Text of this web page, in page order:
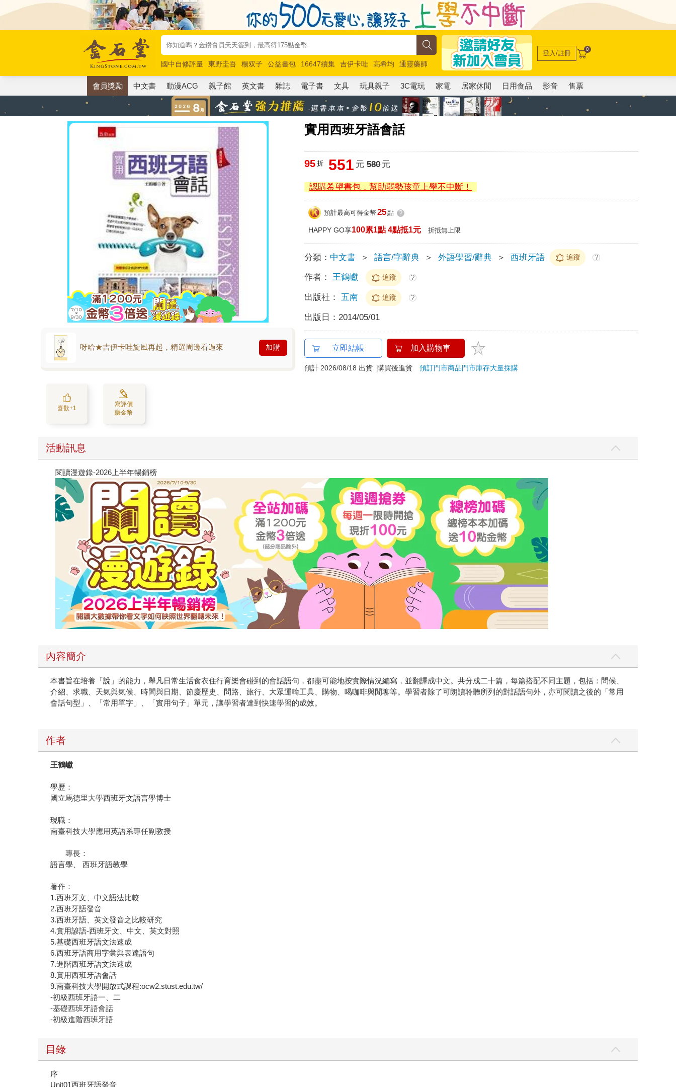
國中自修評量 東野圭吾 楊双子 公益書包 16647續集 吉伊卡哇 高希均
通靈藥師
唯紅花綻放
奧德賽 路邊攤新作 馬斯克 玩具總動員5 超慢跑
登入/註冊 0
會員獎勵 中文書 動漫ACG 親子館 英文書 雜誌 電子書 文具 玩具親子 3C電玩 家電 居家休閒 日用食品 影音 售票
實用西班牙語會話
呀哈★吉伊卡哇旋風再起，精選周邊看過來 加購
喜歡+1
寫評價
賺金幣
95 折 551 元 580元
認購希望書包，幫助弱勢孩童上學不中斷！
預計最高可得金幣 25點 ?
HAPPY GO享100累1點 4點抵1元 折抵無上限
分類： 中文書 ＞ 語言/字辭典 ＞ 外語學習/辭典 ＞ 西班牙語 追蹤 ?
作者： 王鶴巘 追蹤 ?
出版社： 五南 追蹤 ?
出版日： 2014/05/01
立即結帳 加入購物車
預計 2026/08/18 出貨 購買後進貨預訂門市商品門市庫存大量採購
活動訊息
閱讀漫遊錄-2026上半年暢銷榜
內容簡介
本書旨在培養「說」的能力，舉凡日常生活食衣住行育樂會碰到的會話語句，都盡可能地按實際情況編寫，並翻譯成中文。共分成二十篇，每篇搭配不同主題，包括：問候、
介紹、求職、天氣與氣候、時間與日期、節慶歷史、問路、旅行、大眾運輸工具、購物、喝咖啡與閒聊等。學習者除了可朗讀聆聽所列的對話語句外，亦可閱讀之後的「常用
會話句型」、「常用單字」、「實用句子」單元，讓學習者達到快速學習的成效。
作者
王鶴巘
學歷：
國立馬德里大學西班牙文語言學博士
現職：
南臺科技大學應用英語系專任副教授
專長：
語言學、 西班牙語教學
著作：
1.西班牙文、中文語法比較
2.西班牙語發音
3.西班牙語、英文發音之比較研究
4.實用諺語-西班牙文、中文、英文對照
5.基礎西班牙語文法速成
6.西班牙語商用字彙與表達語句
7.進階西班牙語文法速成
8.實用西班牙語會話
9.南臺科技大學開放式課程:ocw2.stust.edu.tw/
-初級西班牙語一、二
-基礎西班牙語會話
-初級進階西班牙語
目錄
序
Unit01西班牙語發音